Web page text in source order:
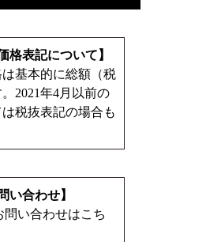
格表記について】
基本的に総額（税
2021年4月以前の
税抜表記の場合も
い合わせ】
問い合わせはこち